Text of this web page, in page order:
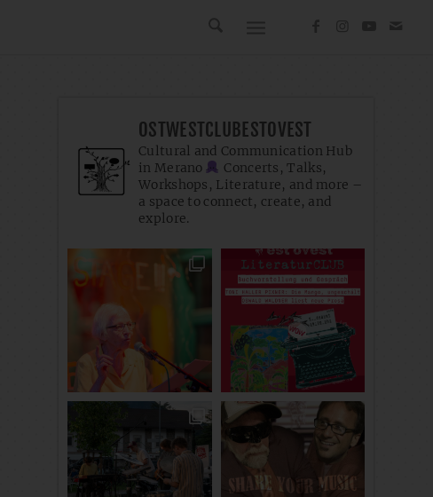
OSTWESTCLUBESTOVEST
Cultural and Communication Hub
in Merano
Concerts, Talks,
Workshops, Literature, and more –
a space to connect, create, and
explore.